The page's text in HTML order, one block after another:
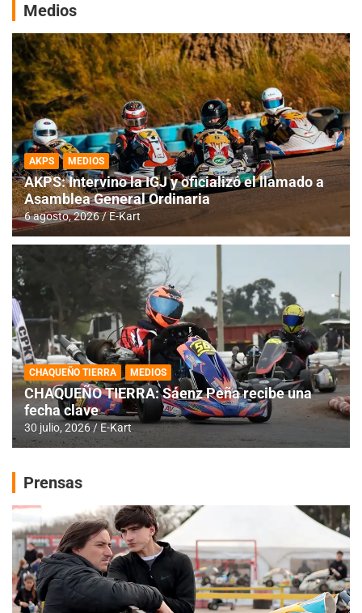
Medios
AKPS MEDIOS
AKPS: Intervino la IGJ y oficializó el llamado a
Asamblea General Ordinaria
6 agosto, 2026 E-Kart
CHAQUEÑO TIERRA MEDIOS
CHAQUEÑO TIERRA: Sáenz Peña recibe una
fecha clave
30 julio, 2026 E-Kart
Prensas